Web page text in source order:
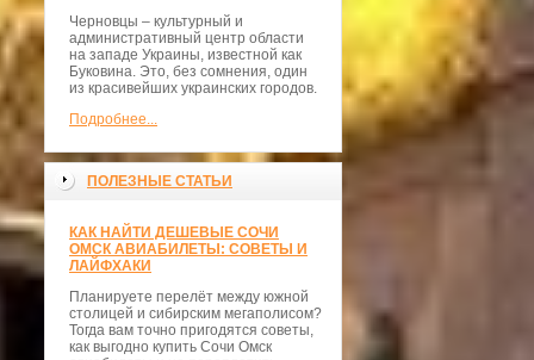
Черновцы – культурный и
административный центр области
на западе Украины, известной как
Буковина. Это, без сомнения, один
из красивейших украинских городов.
Подробнее...
ПОЛЕЗНЫЕ СТАТЬИ
КАК НАЙТИ ДЕШЕВЫЕ СОЧИ
ОМСК АВИАБИЛЕТЫ: СОВЕТЫ И
ЛАЙФХАКИ
Планируете перелёт между южной
столицей и сибирским мегаполисом?
Тогда вам точно пригодятся советы,
как выгодно купить Сочи Омск